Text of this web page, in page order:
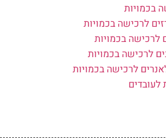
בכמויות
לרכישה בכמויות
לרכישה בכמויות
לרכישה בכמויות
לרכישה בכמויות
לעובדים